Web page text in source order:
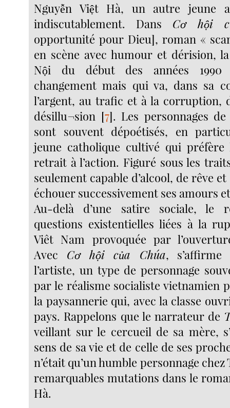
Nguyễn Việt Hà, un autre jeune
indiscutablement. Dans Cơ hội
opportunité pour Dieu], roman «
en scène avec humour et dérision,
Nội du début des années
changement mais qui va, dans sa
l’argent, au trafic et à la corruption,
désillu¬sion [7]. Les personnages
sont souvent dépoétisés, en
jeune catholique cultivé qui
retrait à l’action. Figuré sous les
seulement capable d’alcool, de rêve
échouer successivement ses amours
Au-delà d’une satire sociale, le
questions existentielles liées à la
Viêt Nam provoquée par
Avec Cơ hội của Chúa, s’affirme
l’artiste, un type de personnage
par le réalisme socialiste vietnamien
la paysannerie qui, avec la classe
pays. Rappelons que le narrateur de
veillant sur le cercueil de sa mère,
sens de sa vie et de celle de ses
n’était qu’un humble personnage
remarquables mutations dans le
Hà.